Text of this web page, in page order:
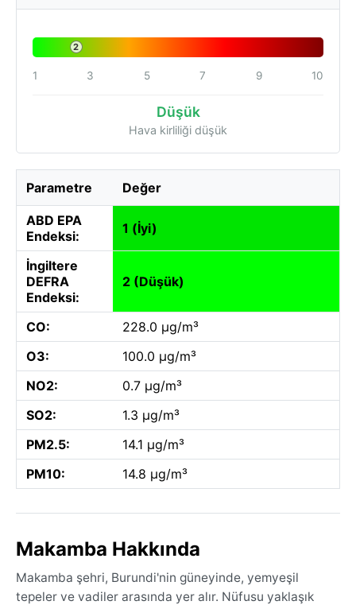
2
1 3 5 7 9 10
Düşük
Hava kirliliği düşük
Parametre Değer
ABD EPA
Endeksi:
1 (İyi)
İngiltere
DEFRA
Endeksi:
2 (Düşük)
CO:
228.0 µg/m³
O3:
100.0 µg/m³
NO2:
0.7 µg/m³
SO2:
1.3 µg/m³
PM2.5:
14.1 µg/m³
PM10:
14.8 µg/m³
Makamba Hakkında
Makamba şehri, Burundi'nin güneyinde, yemyeşil
tepeler ve vadiler arasında yer alır. Nüfusu yaklaşık